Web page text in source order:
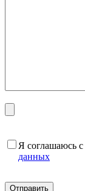
Я соглашаюсь с
данных